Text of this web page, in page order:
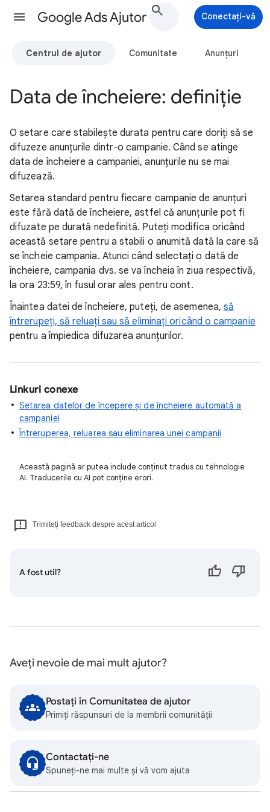
Google Ads Ajutor Conectați-vă
Centrul de ajutor Comunitate Anunțuri
Data de încheiere: definiție
O setare care stabilește durata pentru care doriți să se
difuzeze anunțurile dintr-o campanie. Când se atinge
data de încheiere a campaniei, anunțurile nu se mai
difuzează.
Setarea standard pentru fiecare campanie de anunțuri
este fără dată de încheiere, astfel că anunțurile pot fi
difuzate pe durată nedefinită. Puteți modifica oricând
această setare pentru a stabili o anumită dată la care să
se încheie campania. Atunci când selectați o dată de
încheiere, campania dvs. se va încheia în ziua respectivă,
la ora 23:59, în fusul orar ales pentru cont.
Înaintea datei de încheiere, puteți, de asemenea,să
întrerupeți, să reluați sau să eliminați oricând o campanie
pentru a împiedica difuzarea anunțurilor.
Linkuri conexe
Setarea datelor de începere și de încheiere automată a
campaniei
Întreruperea, reluarea sau eliminarea unei campanii
Această pagină ar putea include conținut tradus cu tehnologie
AI. Traducerile cu AI pot conține erori.
Trimiteți feedback despre acest articol
A fost util?
Aveți nevoie de mai mult ajutor?
Postați în Comunitatea de ajutor
Primiți răspunsuri de la membrii comunității
Contactați-ne
Spuneți-ne mai multe și vă vom ajuta